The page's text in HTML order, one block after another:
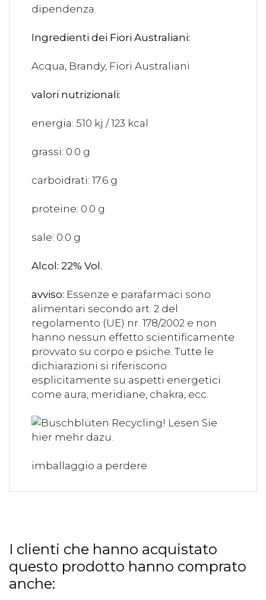
dipendenza.
Ingredienti dei Fiori Australiani:
Acqua, Brandy, Fiori Australiani
valori nutrizionali:
energia: 510 kj / 123 kcal
grassi: 0.0 g
carboidrati: 17.6 g
proteine: 0.0 g
sale: 0.0 g
Alcol: 22% Vol.
avviso: Essenze e parafarmaci sono
alimentari secondo art. 2 del
regolamento (UE) nr. 178/2002 e non
hanno nessun effetto scientificamente
provvato su corpo e psiche. Tutte le
dichiarazioni si riferiscono
esplicitamente su aspetti energetici
come aura, meridiane, chakra, ecc.
imballaggio a perdere
I clienti che hanno acquistato
questo prodotto hanno comprato
anche: